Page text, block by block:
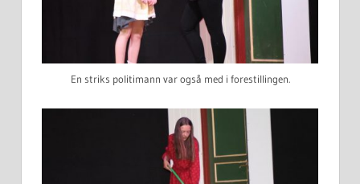
En striks politimann var også med i forestillingen.